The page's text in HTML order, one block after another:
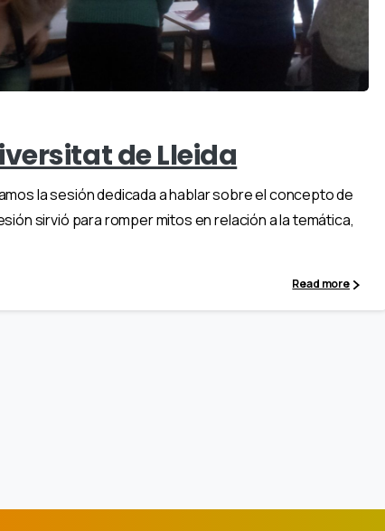
de Lleida
la sesión dedicada a hablar sobre el concepto de
sirvió para romper mitos en relación a la temática,
Read more